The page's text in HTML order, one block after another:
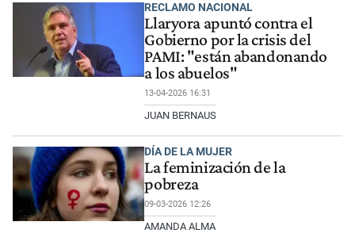
RECLAMO NACIONAL
Llaryora apuntó contra el
Gobierno por la crisis del
PAMI: "están abandonando
a los abuelos"
13-04-2026 16:31
JUAN BERNAUS
DÍA DE LA MUJER
La feminización de la
pobreza
09-03-2026 12:26
AMANDA ALMA